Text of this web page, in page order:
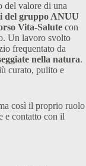
del valore di una
del gruppo ANUU
Vita-Salute con
Un lavoro svolto
frequentato da
nella natura.
curato, pulito e
così il proprio ruolo
e contatto con il